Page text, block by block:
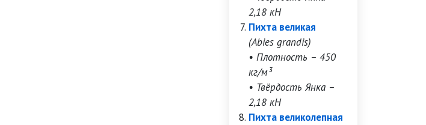
2,18 кН
Пихта великая
(Abies grandis)
• Плотность – 450
кг/м³
• Твёрдость Янка –
2,18 кН
Пихта великолепная